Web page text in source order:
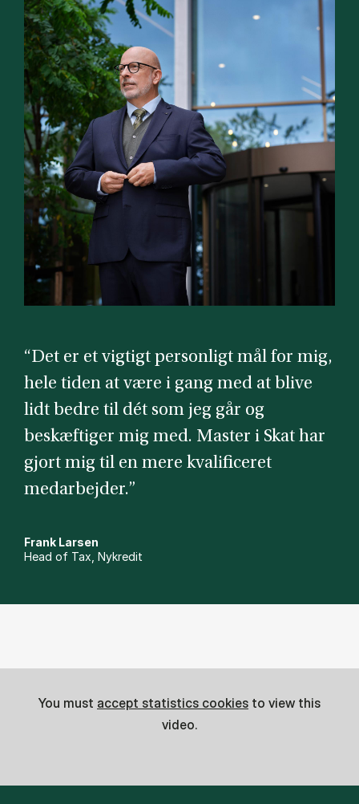
“Det er et vigtigt personligt mål for mig,
hele tiden at være i gang med at blive
lidt bedre til dét som jeg går og
beskæftiger mig med. Master i Skat har
gjort mig til en mere kvalificeret
medarbejder.”
Frank Larsen
Head of Tax, Nykredit
You must accept statistics cookies to view this
video.